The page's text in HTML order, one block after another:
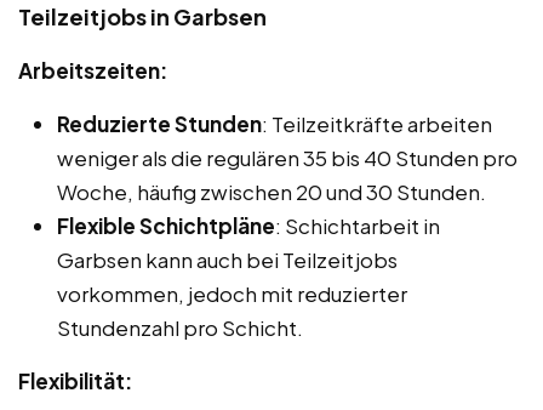
Teilzeitjobs in Garbsen
Arbeitszeiten:
Reduzierte Stunden: Teilzeitkräfte arbeiten
weniger als die regulären 35 bis 40 Stunden pro
Woche, häufig zwischen 20 und 30 Stunden.
Flexible Schichtpläne: Schichtarbeit in
Garbsen kann auch bei Teilzeitjobs
vorkommen, jedoch mit reduzierter
Stundenzahl pro Schicht.
Flexibilität: